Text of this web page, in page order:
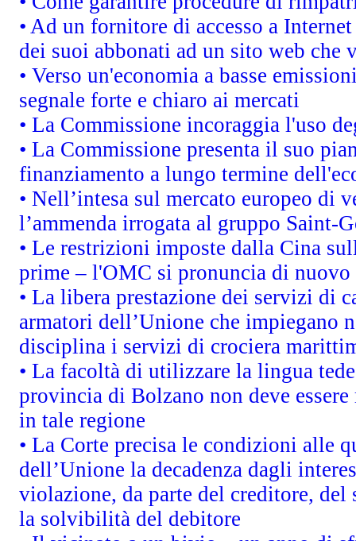
• Ad un fornitore di accesso a
dei suoi abbonati ad un sito web che
• Verso un'economia a basse
segnale forte e chiaro ai mercati
• La Commissione incoraggia l'uso
• La Commissione presenta il suo
finanziamento a lungo termine
• Nell’intesa sul mercato europeo
l’ammenda irrogata al gruppo
• Le restrizioni imposte dalla Cina
prime – l'OMC si pronuncia di
• La libera prestazione dei servizi di
armatori dell’Unione che impiegano
disciplina i servizi di crociera
• La facoltà di utilizzare la lingua
provincia di Bolzano non deve
in tale regione
• La Corte precisa le condizioni alle
dell’Unione la decadenza dagli
violazione, da parte del creditore,
la solvibilità del debitore